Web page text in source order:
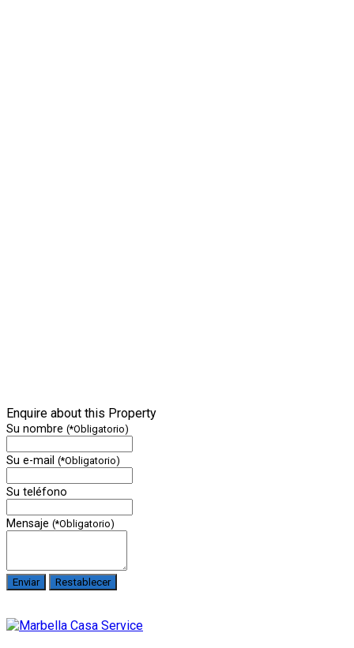
Enquire about this Property
Su nombre (*Obligatorio)
Su e-mail (*Obligatorio)
Su teléfono
Mensaje (*Obligatorio)